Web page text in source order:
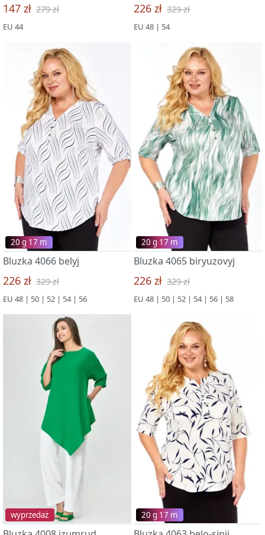
147 zł 279 zł
EU 44
226 zł 329 zł
EU 48 | 54
20 g 17 m
Bluzka 4066 belyj
226 zł 329 zł
EU 48 | 50 | 52 | 54 | 56
20 g 17 m
Bluzka 4065 biryuzovyj
226 zł 329 zł
EU 48 | 50 | 52 | 54 | 56 | 58
wyprzedaż 20 g 17 m